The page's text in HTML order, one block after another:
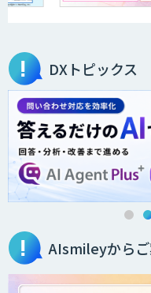
医療
AI「
オー
DXトピックス
AIsmileyから